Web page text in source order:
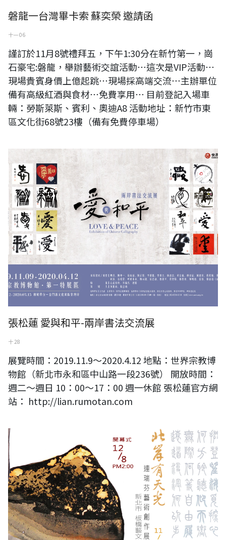
磐龍一台灣畢卡索 蘇奕榮 邀請函
十一 06
謹訂於11月8號禮拜五，下午1:30分在新竹第一，崗
石豪宅:磐龍，舉辦藝術交誼活動⋯這次是VIP活動⋯
現場貴賓身價上億起跳⋯現場採高端交流⋯主辦單位
備有高級紅酒與食材⋯免費享用⋯ 目前登記入場車
輛：勞斯萊斯、賓利、奧迪A8 活動地址：新竹市東
區文化街68號23樓（備有免費停車場）
愛與和平-兩岸書法交流展
張松蓮 愛與和平-兩岸書法交流展
十 28
展覽時間：2019.11.9～2020.4.12 地點：世界宗教博
物館（新北市永和區中山路一段236號） 開放時間：
週二～週日 10：00～17：00 週一休館 張松蓮官方網
站： http://lian.rumotan.com
北岸有天光—連瑞芬藝術創作展